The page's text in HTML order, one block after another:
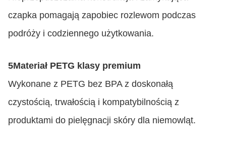
czapka pomagają zapobiec rozlewom podczas
podróży i codziennego użytkowania.
5Materiał PETG klasy premium
Wykonane z PETG bez BPA z doskonałą
czystością, trwałością i kompatybilnością z
produktami do pielęgnacji skóry dla niemowląt.